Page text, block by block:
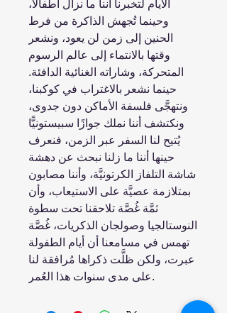
الأيام لتخبرنا أننا ما نزال أطفالًا،
وحينما تُجهش الذاكرة من فرط
الحنين إلى زمن لن يعود، ونشعر
وقتها بالانتماء إلى عالم الرسوم
المتحركة، وشاراته الغنائية الدافئة.
حينما نشعر بالاغتراب في كوكبنا،
ونتهجَّى فلسفة الأماكن دون جدوى،
ونكتشف أننا نملك جوازًا سبيستونيًّا
يُتيح لنا السفر عبر الزمن، فنعرف
حينها أننا ما زلنا نبحث عن دهشة
شاشة التلفاز الكرتونيَّة، وأننا مصابون
بمتلازمة عصيَّة على الاستيعاب، وأن
ثمَّة غُصَّة تلاحقنا تحت سطوة
النوستالجيا وصولجان الذكريات، غُصَّة
تهمس في مسامعنا أن أيام الطفولة
عبرت، ولكن ظلَّت ذكراها مُرافقة لنا
على مدى سنوات هذا العُمر.